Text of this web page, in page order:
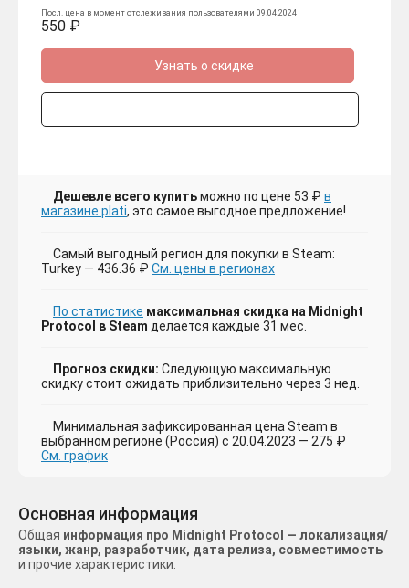
Посл. цена в момент отслеживания пользователями 09.04.2024
550 ₽
Узнать о скидке
Дешевле всего купитьможно по цене 53 ₽ в
магазине plati, это самое выгодное предложение!
Самый выгодный регион для покупки в Steam:
Turkey — 436.36 ₽ См. цены в регионах
По статистике максимальная скидка на Midnight
Protocol в Steam делается каждые 31 мес.
Прогноз скидки: Следующую максимальную
скидку стоит ожидать приблизительно через 3 нед.
Минимальная зафиксированная цена Steam в
выбранном регионе (Россия) с 20.04.2023 — 275 ₽
См. график
Основная информация
Общая информация про Midnight Protocol — локализация/
языки, жанр, разработчик, дата релиза, совместимость
и прочие характеристики.